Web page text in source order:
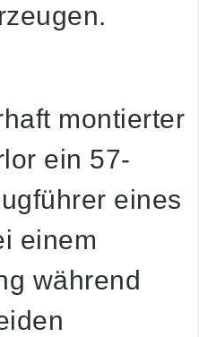
montierter
ein 57-
eines
einem
während